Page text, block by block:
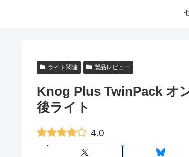
ライト関連 製品レビュー
Knog Plus TwinPack オ
後ライト
4.0